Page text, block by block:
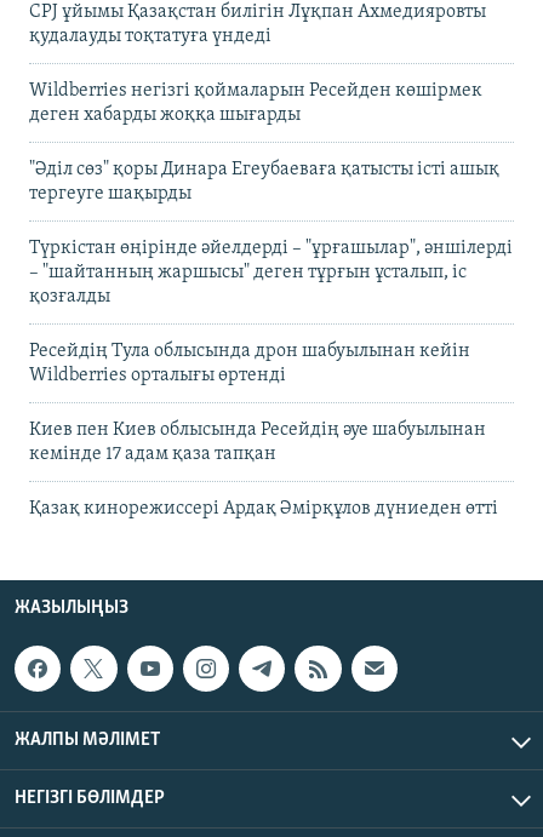
CPJ ұйымы Қазақстан билігін Лұқпан Ахмедияровты
қудалауды тоқтатуға үндеді
Wildberries негізгі қоймаларын Ресейден көшірмек
деген хабарды жоққа шығарды
"Әділ сөз" қоры Динара Егеубаеваға қатысты істі ашық
тергеуге шақырды
Түркістан өңірінде әйелдерді – "ұрғашылар", әншілерді
– "шайтанның жаршысы" деген тұрғын ұсталып, іс
қозғалды
Ресейдің Тула облысында дрон шабуылынан кейін
Wildberries орталығы өртенді
Киев пен Киев облысында Ресейдің әуе шабуылынан
кемінде 17 адам қаза тапқан
Қазақ кинорежиссері Ардақ Әмірқұлов дүниеден өтті
ЖАЗЫЛЫҢЫЗ
ЖАЛПЫ МӘЛІМЕТ
НЕГІЗГІ БӨЛІМДЕР